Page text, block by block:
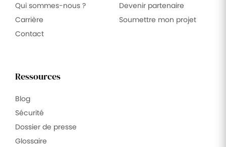
Qui sommes-nous ?
Carrière
Contact
Devenir partenaire
Soumettre mon projet
Ressources
Blog
Sécurité
Dossier de presse
Glossaire